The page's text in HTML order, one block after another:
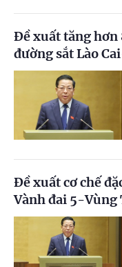
Đề xuất tăng hơn
đường sắt Lào
Đề xuất cơ chế
Vành đai 5-Vùng